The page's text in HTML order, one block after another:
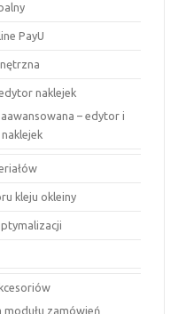
PayU
naklejek
– edytor i
kleju okleiny
modułu zamówień